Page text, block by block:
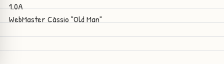
1.0A
WebMaster Cássio "Old Man"